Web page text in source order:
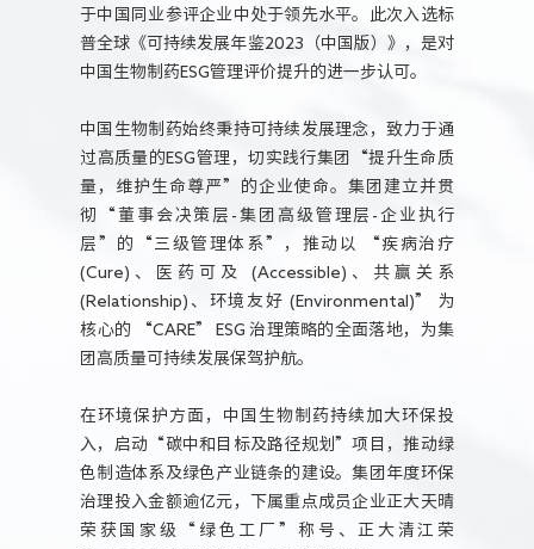
于中国同业参评企业中处于领先水平。此次入选标
普全球《可持续发展年鉴2023（中国版）》，是对
中国生物制药ESG管理评价提升的进一步认可。
中国生物制药始终秉持可持续发展理念，致力于通
过高质量的ESG管理，切实践行集团“提升生命质
量，维护生命尊严”的企业使命。集团建立并贯
彻“董事会决策层-集团高级管理层-企业执行
层”的“三级管理体系”，推动以 “疾病治疗
(Cure)、医药可及 (Accessible)、共赢关系
(Relationship)、环境友好 (Environmental)” 为
核心的 “CARE” ESG 治理策略的全面落地，为集
团高质量可持续发展保驾护航。
在环境保护方面，中国生物制药持续加大环保投
入，启动“碳中和目标及路径规划”项目，推动绿
色制造体系及绿色产业链条的建设。集团年度环保
治理投入金额逾亿元，下属重点成员企业正大天晴
荣获国家级“绿色工厂”称号、正大清江荣